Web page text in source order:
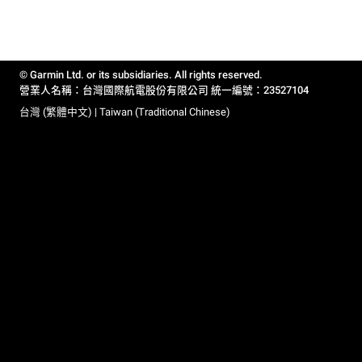
© Garmin Ltd. or its subsidiaries. All rights reserved.
營業人名稱：台灣國際航電股份有限公司 統一編號：23527104
台灣 (繁體中文) | Taiwan (Traditional Chinese)